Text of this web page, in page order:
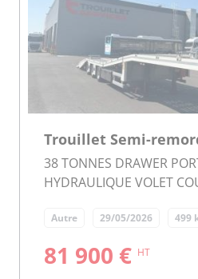
Trouillet Semi-
38 TONNES DRAWER
HYDRAULIQUE VOLET
Autre 29/05/2026 499
81 900 € HT